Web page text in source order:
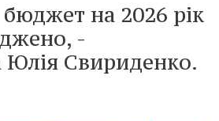
на 2026 рік
-
Юлія Свириденко.